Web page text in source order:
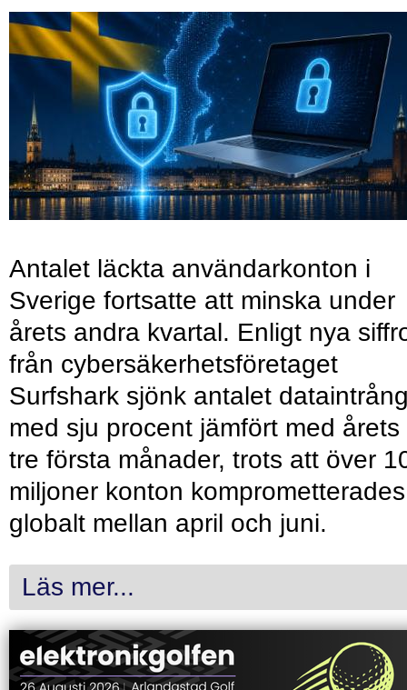
Antalet läckta användarkonton i
Sverige fortsatte att minska under
årets andra kvartal. Enligt nya
från cybersäkerhetsföretaget
Surfshark sjönk antalet
med sju procent jämfört med årets
tre första månader, trots att över
miljoner konton komprometterades
globalt mellan april och juni.
Läs mer...